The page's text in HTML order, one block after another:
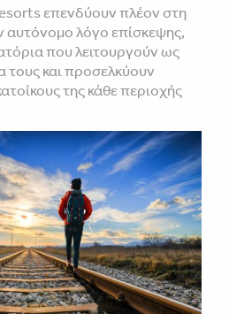
επενδύουν πλέον στη
αυτόνομο λόγο επίσκεψης,
που λειτουργούν ως
και προσελκύουν
της κάθε περιοχής